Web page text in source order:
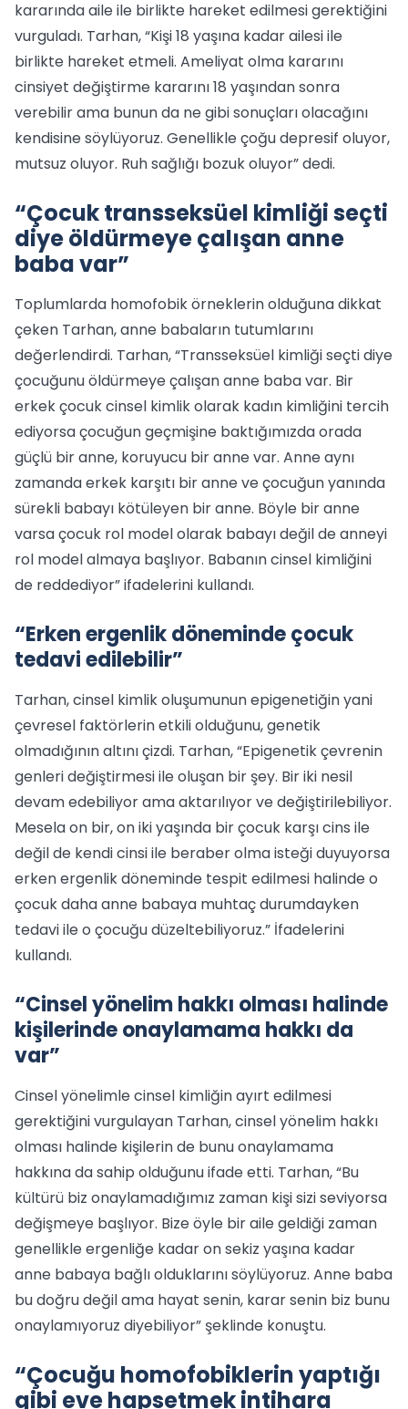
kararında aile ile birlikte hareket edilmesi gerektiğini
vurguladı. Tarhan, “Kişi 18 yaşına kadar ailesi ile
birlikte hareket etmeli. Ameliyat olma kararını
cinsiyet değiştirme kararını 18 yaşından sonra
verebilir ama bunun da ne gibi sonuçları olacağını
kendisine söylüyoruz. Genellikle çoğu depresif oluyor,
mutsuz oluyor. Ruh sağlığı bozuk oluyor” dedi.
“Çocuk transseksüel kimliği seçti
diye öldürmeye çalışan anne
baba var”
Toplumlarda homofobik örneklerin olduğuna dikkat
çeken Tarhan, anne babaların tutumlarını
değerlendirdi. Tarhan, “Transseksüel kimliği seçti diye
çocuğunu öldürmeye çalışan anne baba var. Bir
erkek çocuk cinsel kimlik olarak kadın kimliğini tercih
ediyorsa çocuğun geçmişine baktığımızda orada
güçlü bir anne, koruyucu bir anne var. Anne aynı
zamanda erkek karşıtı bir anne ve çocuğun yanında
sürekli babayı kötüleyen bir anne. Böyle bir anne
varsa çocuk rol model olarak babayı değil de anneyi
rol model almaya başlıyor. Babanın cinsel kimliğini
de reddediyor” ifadelerini kullandı.
“Erken ergenlik döneminde çocuk
tedavi edilebilir”
Tarhan, cinsel kimlik oluşumunun epigenetiğin yani
çevresel faktörlerin etkili olduğunu, genetik
olmadığının altını çizdi. Tarhan, “Epigenetik çevrenin
genleri değiştirmesi ile oluşan bir şey. Bir iki nesil
devam edebiliyor ama aktarılıyor ve değiştirilebiliyor.
Mesela on bir, on iki yaşında bir çocuk karşı cins ile
değil de kendi cinsi ile beraber olma isteği duyuyorsa
erken ergenlik döneminde tespit edilmesi halinde o
çocuk daha anne babaya muhtaç durumdayken
tedavi ile o çocuğu düzeltebiliyoruz.” İfadelerini
kullandı.
“Cinsel yönelim hakkı olması halinde
kişilerinde onaylamama hakkı da
var”
Cinsel yönelimle cinsel kimliğin ayırt edilmesi
gerektiğini vurgulayan Tarhan, cinsel yönelim hakkı
olması halinde kişilerin de bunu onaylamama
hakkına da sahip olduğunu ifade etti. Tarhan, “Bu
kültürü biz onaylamadığımız zaman kişi sizi seviyorsa
değişmeye başlıyor. Bize öyle bir aile geldiği zaman
genellikle ergenliğe kadar on sekiz yaşına kadar
anne babaya bağlı olduklarını söylüyoruz. Anne baba
bu doğru değil ama hayat senin, karar senin biz bunu
onaylamıyoruz diyebiliyor” şeklinde konuştu.
“Çocuğu homofobiklerin yaptığı
gibi eve hapsetmek intihara